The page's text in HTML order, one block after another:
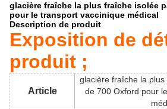
glacière fraîche la plus fraîche isolée
pour le transport vaccinique médical
Description de produit
Exposition de
produit ;
Article
glacière fraîche la
de 700 Oxford pour